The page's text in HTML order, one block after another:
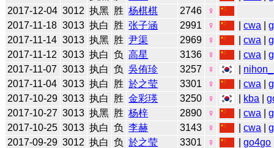
2017-12-04 3012 执黑 胜 杨棋棋 2746
♀
2017-11-18 3013 执白 胜 张子涵 2991 ♀ |cwa |
2017-11-14 3013 执黑 胜 尹渠 2969 ♀ |cwa |
2017-11-12 3013 执白 负 高星 3136 ♀ |cwa |
2017-11-07 3013 执白 负 吳侑珍 3257 ♀
2017-11-04 3013 执白 胜 於之莹 3301 ♀ |cwa |
2017-10-29 3013 执白 胜 金彩瑛 3250 ♀ kba |
2017-10-27 3013 执黑 胜 杨梓 2890 ♀ |cwa |
2017-10-25 3013 执白 负 李赫 3143 ♀ |cwa |
2017-09-29 3012 执白 负 於之莹 3301 ♀ |go4go